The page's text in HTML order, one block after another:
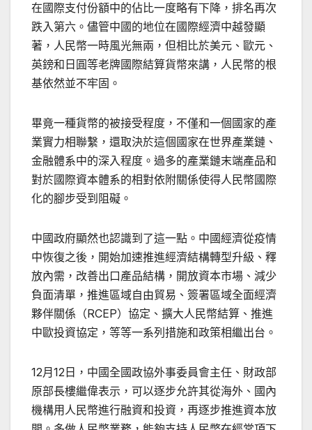
在國際支付份額中的佔比一度略有下降，排名再次
跌入第六。儘管中國的地位在國際經濟中越發顯
著，人民幣一時風光無兩，但相比於美元、歐元、
英鎊和日圓等老牌國際結算貨幣來講，人民幣的根
基依然並不牢固。
畢竟一種貨幣的被接受程度，不僅和一個國家的產
業實力相聯繫，還取決於這個國家在世界產業鏈、
金融體系中的深入程度。過多的產業鏈末端產品和
對於國際資本體系的相對依附關係使得人民幣國際
化的腳步受到阻礙。
中國政府顯然也認識到了這一點。中國經濟從疫情
中恢復之後，開始加速推進經濟結構轉型升級、釋
放內需，改善出口產品結構，開放資本市場、減少
負面清單，推進區域自由貿易、簽署區域全面經濟
夥伴關係（RCEP）協定、擴大人民幣結算、推進
中歐投資協定，等等一系列措施和政策相繼出台。
12月12日，中國全國政協外事委員會主任、財政部
原部長樓繼偉表示，可以逐步允許其從海外、國內
機構用人民幣進行融資和投資，再逐步推進資本放